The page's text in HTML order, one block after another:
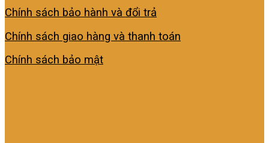
Chính sách bảo hành và đổi trả
Chính sách giao hàng và thanh toán
Chính sách bảo mật